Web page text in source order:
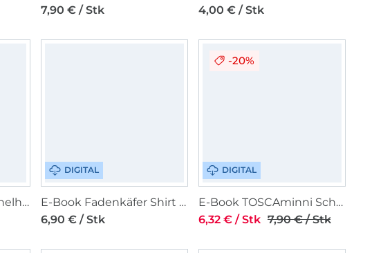
7,90 € / Stk
4,00 € / Stk
E-Book Malomi Kuschelhase Flöckchen
DIGITAL
E-Book Fadenkäfer Shirt Fly Damen
6,90 € / Stk
DIGITAL
-20%
E-Book TOSCAminni Schnittmanufaktur Damen Bluse Janina
6,32 € / Stk 7,90 € / Stk